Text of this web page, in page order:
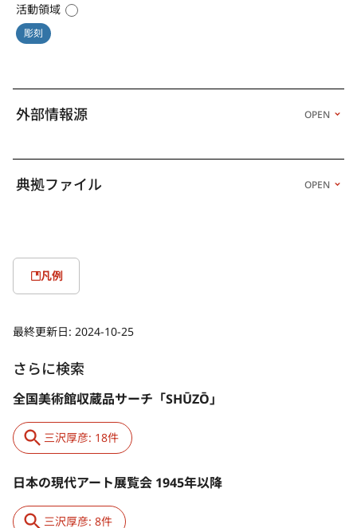
活動領域
彫刻
外部情報源 OPEN
典拠ファイル OPEN
凡例
最終更新日: 2024-10-25
さらに検索
全国美術館収蔵品サーチ「SHŪZŌ」
三沢厚彦: 18件
日本の現代アート展覧会 1945年以降
三沢厚彦: 8件